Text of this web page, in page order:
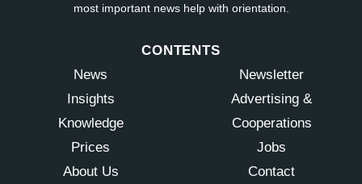
most important news help with orientation.
CONTENTS
News
Insights
Knowledge
Prices
About Us
Newsletter
Advertising &
Cooperations
Jobs
Contact